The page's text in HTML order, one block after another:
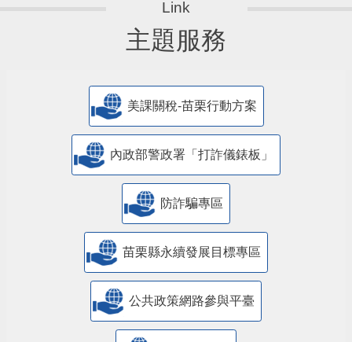
主題服務
美課關稅-苗栗行動方案
內政部警政署「打詐儀錶板」
防詐騙專區
苗栗縣永續發展目標專區
公共政策網路參與平臺